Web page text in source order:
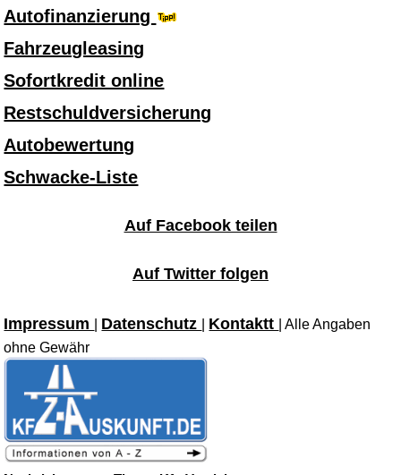
Autofinanzierung
Fahrzeugleasing
Sofortkredit online
Restschuldversicherung
Autobewertung
Schwacke-Liste
Auf Facebook teilen
Auf Twitter folgen
Impressum Datenschutz Kontaktt
| Alle Angaben
ohne Gewähr